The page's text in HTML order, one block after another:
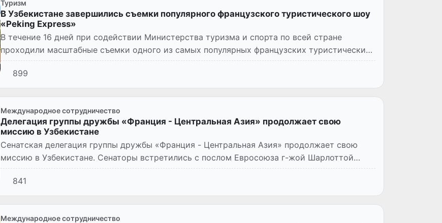
Туризм
В Узбекистане завершились съемки популярного французского туристического шоу
«Peking Express»
В течение 16 дней при содействии Министерства туризма и спорта по всей стране
проходили масштабные съемки одного из самых популярных французских туристических
шоу.
899
Международное сотрудничество
Делегация группы дружбы «Франция - Центральная Азия» продолжает свою
миссию в Узбекистане
Сенатская делегация группы дружбы «Франция - Центральная Азия» продолжает свою
миссию в Узбекистане. Сенаторы встретились с послом Евросоюза г-жой Шарлоттой
Адриан, чтобы обсудить...
841
Международное сотрудничество